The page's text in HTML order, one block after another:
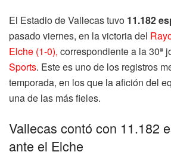
El Estadio de Vallecas tuvo 11.182
pasado viernes, en la victoria del
Elche (1-0), correspondiente a la 30ª
Sports. Este es uno de los registros
temporada, en los que la afición del
una de las más fieles.
Vallecas contó con 11.182
ante el Elche